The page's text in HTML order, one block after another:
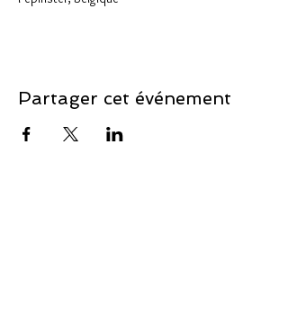
Partager cet événement